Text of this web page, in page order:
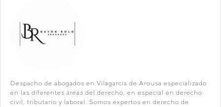
Despacho de abogados en Vilagarcía de Arousa especializado
en las diferentes áreas del derecho, en especial en derecho
civil, tributario y laboral. Somos expertos en derecho de